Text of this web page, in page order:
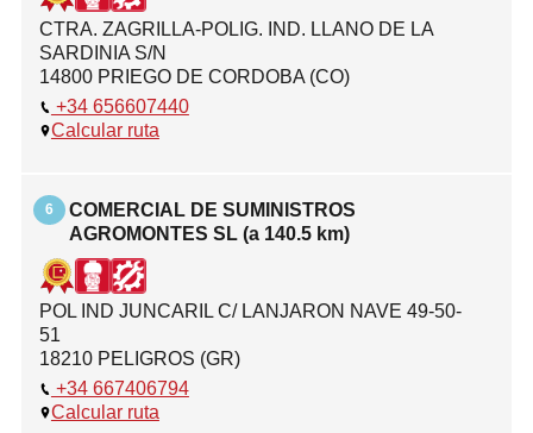
CTRA. ZAGRILLA-POLIG. IND. LLANO DE LA
SARDINIA S/N
14800 PRIEGO DE CORDOBA (CO)
+34 656607440
Calcular ruta
6
COMERCIAL DE SUMINISTROS
AGROMONTES SL (a 140.5 km)
POL IND JUNCARIL C/ LANJARON NAVE 49-50-
51
18210 PELIGROS (GR)
+34 667406794
Calcular ruta